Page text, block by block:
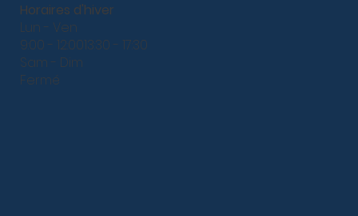
Horaires d'hiver
Lun - Ven
9:00 - 12:0013:30 - 17:30
Sam - Dim
Fermé